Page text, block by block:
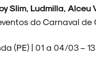
Slim Ludmilla Alceu
do Carnaval de
(PE) | 01 a 04/03 –